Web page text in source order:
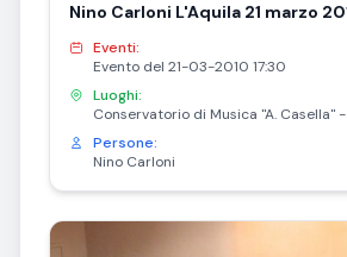
Nino Carloni L'Aquila 21 marzo
Eventi:
Evento del 21-03-2010 17:30
Luoghi:
Persone:
Nino Carloni